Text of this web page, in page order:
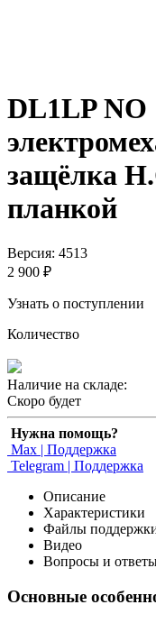
DL1LP NO
защёлка
планкой
Версия: 4513
2 900 ₽
Узнать о поступлении
Количество
Наличие на складе:
Скоро будет
Нужна помощь?
Max | Поддержка
Telegram | Поддержка
Описание
Характеристики
Файлы
Видео
Вопросы и
Основные